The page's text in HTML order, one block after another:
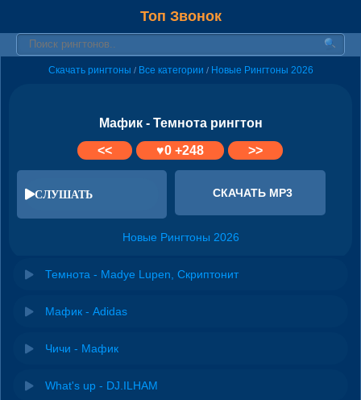
Топ Звонок
Скачать рингтоны / Все категории / Новые Рингтоны 2026
Мафик - Темнота рингтон
<<
♥0+248 >>
СЛУШАТЬ СКАЧАТЬ MP3
Новые Рингтоны 2026
Темнота - Madye Lupen, Скриптонит
Мафик - Adidas
Чичи - Мафик
What's up - DJ.ILHAM